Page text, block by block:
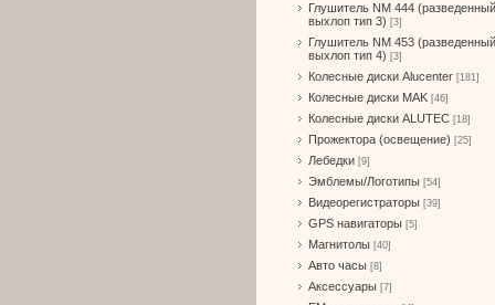
Глушитель NM 444 (разведенный
выхлоп тип 3) [3]
Глушитель NM 453 (разведенный
выхлоп тип 4) [3]
Колесные диски Alucenter [181]
Колесные диски MAK [46]
Колесные диски ALUTEC [18]
Прожектора (освещение) [25]
Лебедки [9]
Эмблемы/Логотипы [54]
Видеорегистраторы [39]
GPS навигаторы [5]
Магнитолы [40]
Авто часы [8]
Аксессуары [7]